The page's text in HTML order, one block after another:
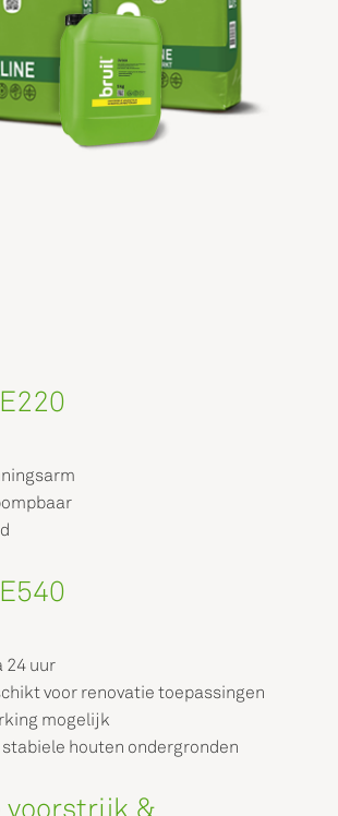
24 uur
voor renovatie toepassingen
mogelijk
houten ondergronden